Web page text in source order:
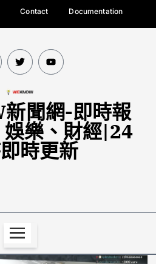
Contact Documentation
聞網-即時報
樂、財經|24
時更新